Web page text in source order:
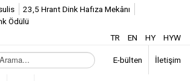
23,5 Hrant Dink Hafıza Mekânı
Ödülü
TR
EN HY HYW
E-bülten İletişim